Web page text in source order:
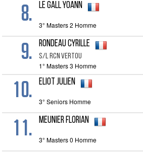
8. LE GALL Yoann
3° Masters 2 Homme
9. RONDEAU Cyrille
S/L RCN VERTOU
1° Masters 3 Homme
10. ELIOT Julien
3° Seniors Homme
11. MEUNIER Florian
3° Masters 0 Homme